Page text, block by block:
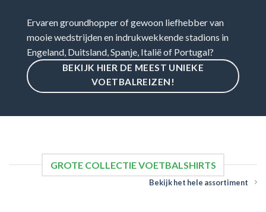
Ervaren groundhopper of gewoon liefhebber van
mooie wedstrijden en indrukwekkende stadions in
Engeland, Duitsland, Spanje, Italië of Portugal?
BEKIJK HIER DE MEEST UNIEKE
VOETBALREIZEN!
GROTE COLLECTIE VOETBALSHIRTS
Bekijk het hele assortiment